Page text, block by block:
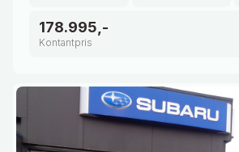
178.995,-
Kontantpris